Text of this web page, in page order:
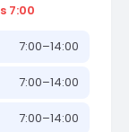
7:00
7:00–14:00
7:00–14:00
7:00–14:00